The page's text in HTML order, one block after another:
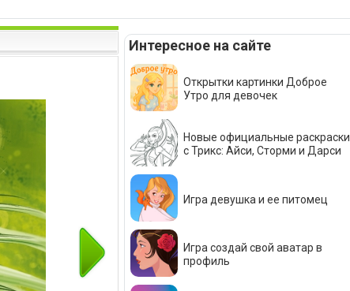
Интересное на сайте
Открытки картинки Доброе
Утро для девочек
Новые официальные раскраски
с Трикс: Айси, Сторми и Дарси
Игра девушка и ее питомец
Игра создай свой аватар в
профиль